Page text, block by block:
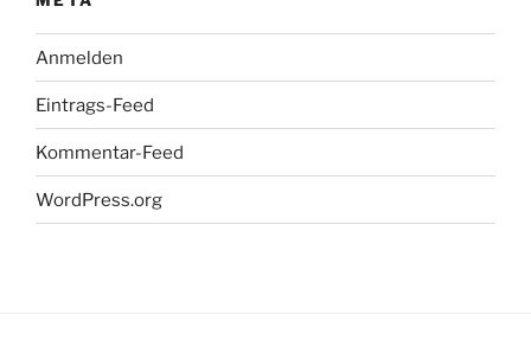
Anmelden
Eintrags-Feed
Kommentar-Feed
WordPress.org